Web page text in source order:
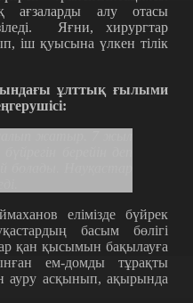
ағзаларды алу отасы
Яғни, хирургтар
іш қуысына үлкен тілік
ұлттық ғылыми
елімізде бүйрек
басым бөлігі
қан қысымын бақылауға
ем-домды тұрақты
ауру асқынып, ақырында